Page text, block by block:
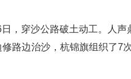
，穿沙公路破土动工。人
路边治沙，杭锦旗组织了7